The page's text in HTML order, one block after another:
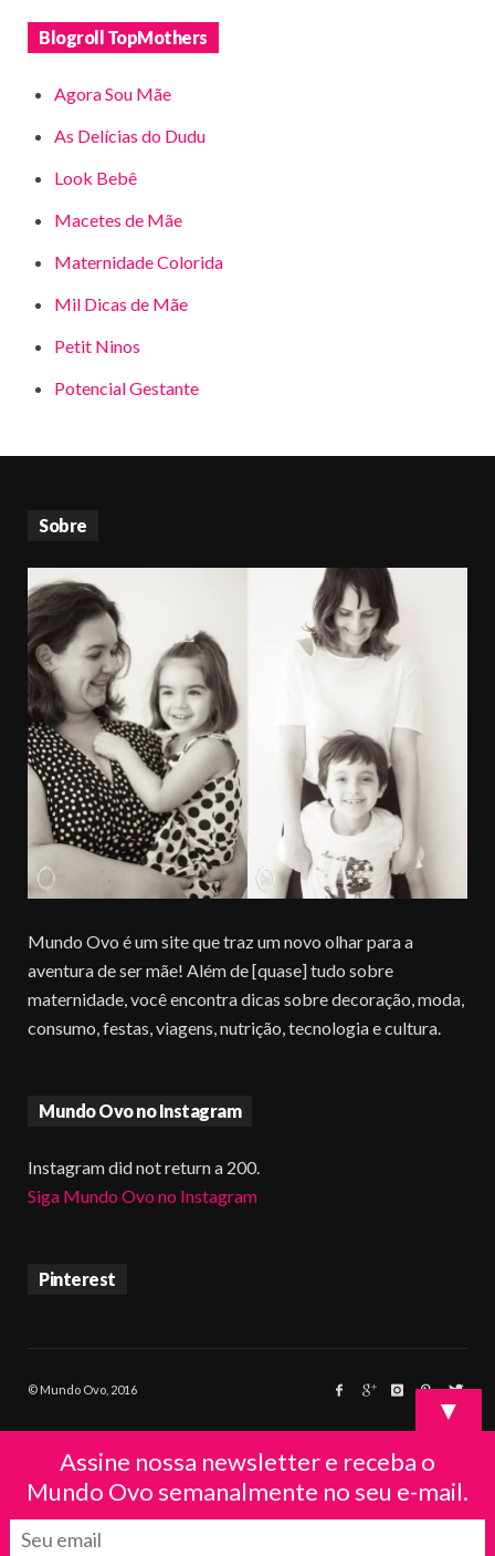
Blogroll TopMothers
Agora Sou Mãe
As Delícias do Dudu
Look Bebê
Macetes de Mãe
Maternidade Colorida
Mil Dicas de Mãe
Petit Ninos
Potencial Gestante
Sobre
Mundo Ovo é um site que traz um novo olhar para a
aventura de ser mãe! Além de [quase] tudo sobre
maternidade, você encontra dicas sobre decoração, moda,
consumo, festas, viagens, nutrição, tecnologia e cultura.
Mundo Ovo no Instagram
Instagram did not return a 200.
Siga Mundo Ovo no Instagram
Pinterest
© Mundo Ovo, 2016
▼
Assine nossa newsletter e receba o
Mundo Ovo semanalmente no seu e-mail.